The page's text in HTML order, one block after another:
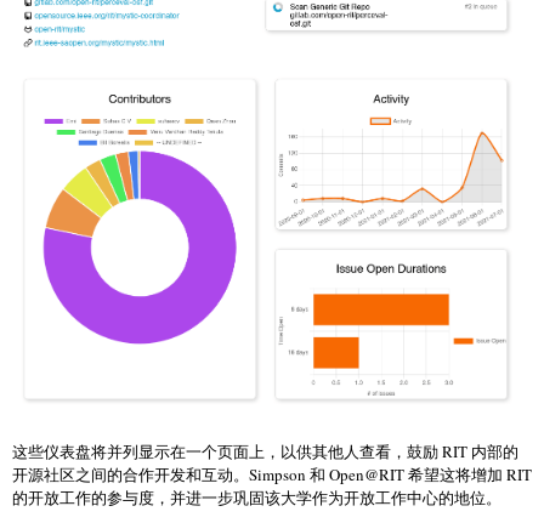
这些仪表盘将并列显示在一个页面上，以供其他人查看，鼓励 RIT 内部的
开源社区之间的合作开发和互动。Simpson 和 Open@RIT 希望这将增加 RIT
的开放工作的参与度，并进一步巩固该大学作为开放工作中心的地位。